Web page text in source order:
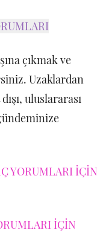
çıkmak ve
Uzaklardan
uluslararası
YORUMLARI İÇİN
İÇİN